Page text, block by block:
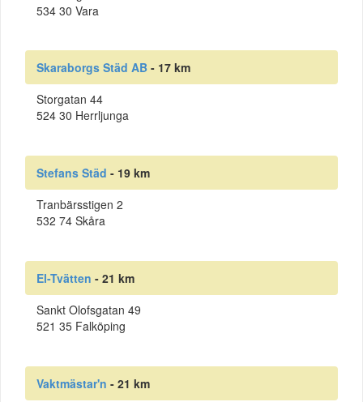
534 30 Vara
Skaraborgs Städ AB - 17 km
Storgatan 44
524 30 Herrljunga
Stefans Städ - 19 km
Tranbärsstigen 2
532 74 Skåra
El-Tvätten - 21 km
Sankt Olofsgatan 49
521 35 Falköping
Vaktmästar'n - 21 km